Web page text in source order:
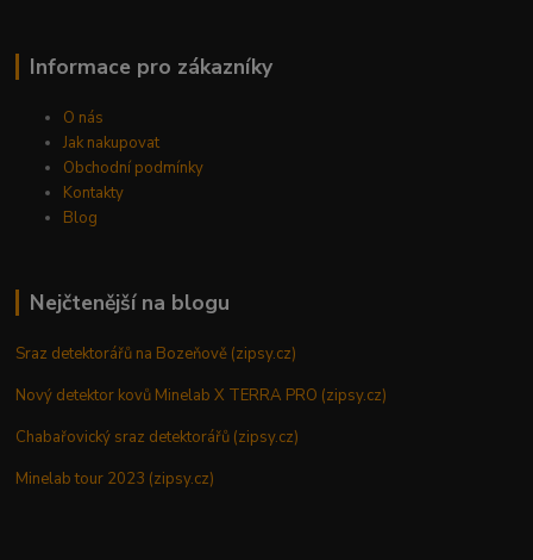
Informace pro zákazníky
O nás
Jak nakupovat
Obchodní podmínky
Kontakty
Blog
Nejčtenější na blogu
Sraz detektorářů na Bozeňově (zipsy.cz)
Nový detektor kovů Minelab X TERRA PRO (zipsy.cz)
Chabařovický sraz detektorářů (zipsy.cz)
Minelab tour 2023 (zipsy.cz)